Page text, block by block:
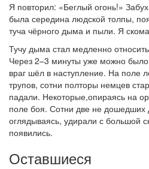
Я повторил: «Беглый огонь!»
была середина людской толпы,
туча чёрного дыма и пыли. Я
Тучу дыма стал медленно
Через 2–3 минуты уже можно
враг шёл в наступление. На поле
трупов, сотни полторы немцев
падали. Некоторые,опираясь на
поле боя. Сотни две не дошедших
оглядываясь, удирали с большой
появились.
Оставшиеся